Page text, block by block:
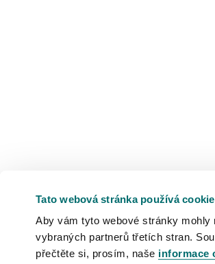
Tato webová stránka používá
Aby vám tyto webové stránky
vybraných partnerů třetích stran.
přečtěte si, prosím, naše informace